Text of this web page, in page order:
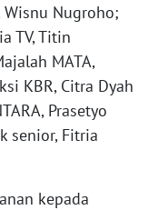
Wisnu Nugroho;
TV, Titin
MATA,
KBR, Citra Dyah
Prasetyo
senior, Fitria
kepada